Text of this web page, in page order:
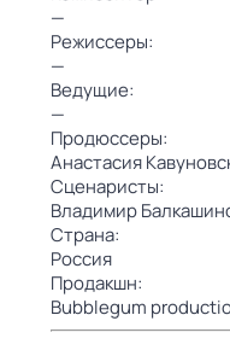
—
Режиссеры:
—
Ведущие:
—
Продюссеры:
Анастасия
Сценаристы:
Владимир
Страна:
Россия
Продакшн:
Bubblegum